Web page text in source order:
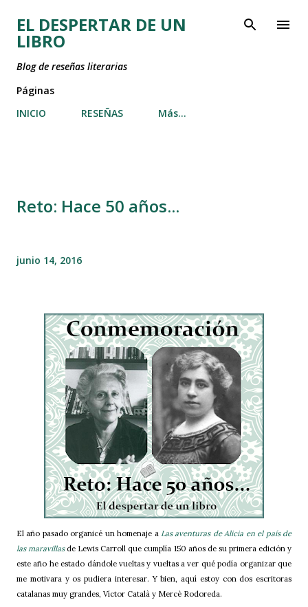
Ir al contenido principal
EL DESPERTAR DE UN
LIBRO
Blog de reseñas literarias
Páginas
INICIO
RESEÑAS Más…
Reto: Hace 50 años...
junio 14, 2016
El año pasado organicé un homenaje a Las aventuras de Alicia en el país de
las maravillasde Lewis Carroll que cumplía 150 años de su primera edición y
este año he estado dándole vueltas y vueltas a ver qué podía organizar que
me motivara y os pudiera interesar. Y bien, aquí estoy con dos escritoras
catalanas muy grandes, Víctor Català y Mercè Rodoreda.